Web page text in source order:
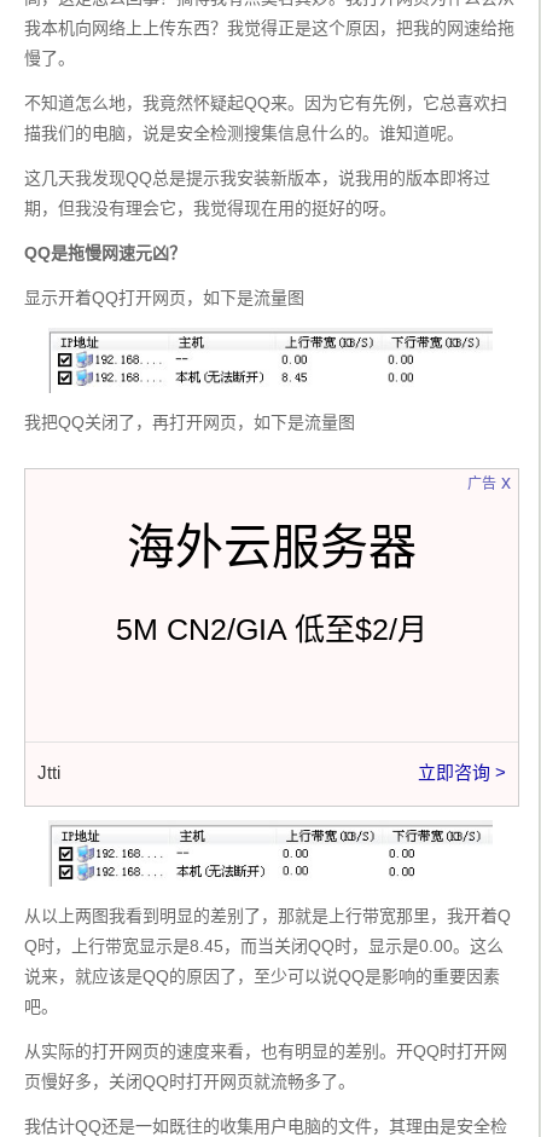
我本机向网络上上传东西？我觉得正是这个原因，把我的网速给拖
慢了。
不知道怎么地，我竟然怀疑起QQ来。因为它有先例，它总喜欢扫
描我们的电脑，说是安全检测搜集信息什么的。谁知道呢。
这几天我发现QQ总是提示我安装新版本，说我用的版本即将过
期，但我没有理会它，我觉得现在用的挺好的呀。
QQ是拖慢网速元凶？
显示开着QQ打开网页，如下是流量图
我把QQ关闭了，再打开网页，如下是流量图
广告
海外云服务器
5M CN2/GIA 低至$2/月
Jtti 立即咨询 >
x
从以上两图我看到明显的差别了，那就是上行带宽那里，我开着Q
Q时，上行带宽显示是8.45，而当关闭QQ时，显示是0.00。这么
说来，就应该是QQ的原因了，至少可以说QQ是影响的重要因素
吧。
从实际的打开网页的速度来看，也有明显的差别。开QQ时打开网
页慢好多，关闭QQ时打开网页就流畅多了。
我估计QQ还是一如既往的收集用户电脑的文件，其理由是安全检